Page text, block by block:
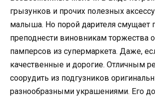
грызунков и прочих полезных
малыша. Но порой дарителя смущает
преподнести виновникам торжества
памперсов из супермаркета. Даже,
качественные и дорогие. Отличным
соорудить из подгузников
разнообразными украшениями. Его